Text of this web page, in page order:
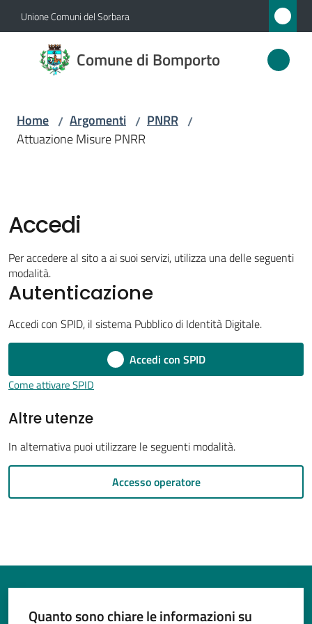
Vai al contenuto
Vai alla navigazione
Vai al footer
Unione Comuni del Sorbara
Comune di Bomporto
Comune
di
Servizi
Vivere
Bomporto
Tutti
argomenti...
su
Home / Argomenti / PNRR /
Attuazione Misure PNRR
Accedi
Per accedere al sito a ai suoi servizi, utilizza una delle seguenti
modalità.
Autenticazione
Accedi con SPID, il sistema Pubblico di Identità Digitale.
Accedi con SPID
Come attivare SPID
Altre utenze
In alternativa puoi utilizzare le seguenti modalità.
Accesso operatore
Quanto sono chiare le informazioni su